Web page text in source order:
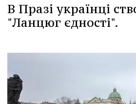
В Празі українці
"Ланцюг єдності".